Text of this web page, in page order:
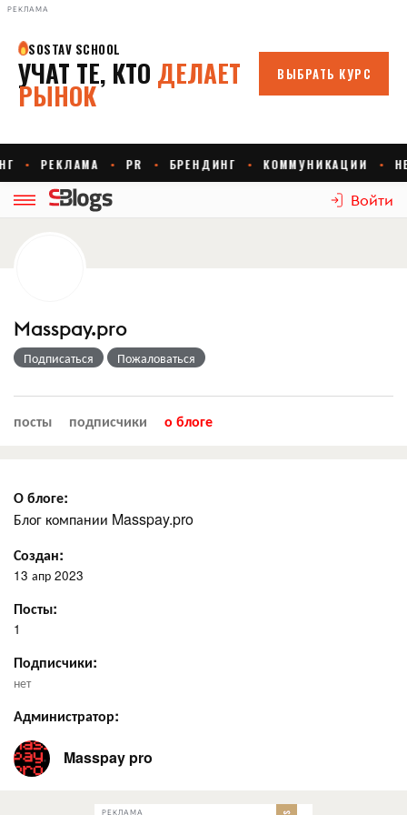
РЕКЛАМА
Войти
Masspay.pro
Подписаться Пожаловаться
посты подписчики о блоге
О блоге:
Блог компании Masspay.pro
Создан:
13 апр 2023
Посты:
1
Подписчики:
нет
Администратор:
Masspay pro
РЕКЛАМА